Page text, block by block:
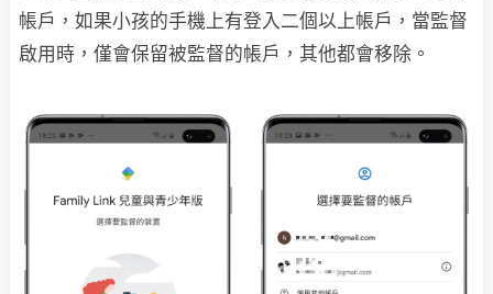
帳戶，如果小孩的手機上有登入二個以上帳戶，當監督
啟用時，僅會保留被監督的帳戶，其他都會移除。